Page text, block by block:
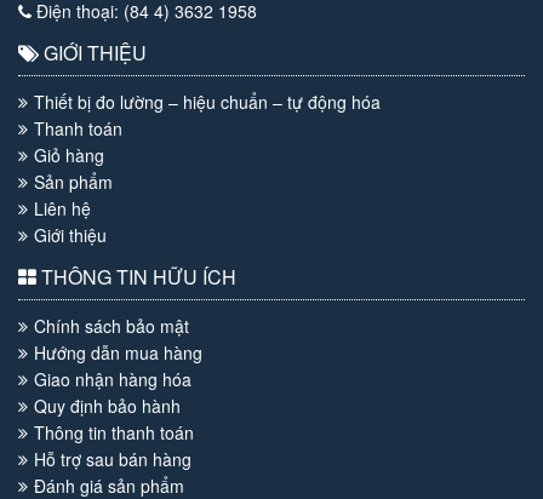
Điện thoại: (84 4) 3632 1958
GIỚI THIỆU
Thiết bị đo lường – hiệu chuẩn – tự động hóa
Thanh toán
Giỏ hàng
Sản phẩm
Liên hệ
Giới thiệu
THÔNG TIN HỮU ÍCH
Chính sách bảo mật
Hướng dẫn mua hàng
Giao nhận hàng hóa
Quy định bảo hành
Thông tin thanh toán
Hỗ trợ sau bán hàng
Đánh giá sản phẩm